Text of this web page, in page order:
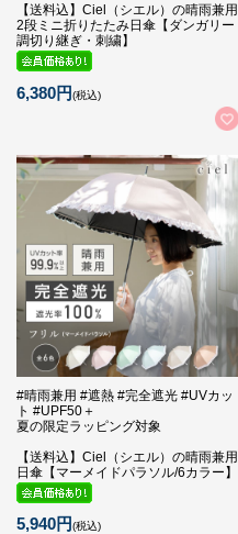
【送料込】Ciel（シエル）の晴雨兼用
2段ミニ折りたたみ日傘【ダンガリー
調切り継ぎ・刺繍】
6,380円(税込)
#晴雨兼用 #遮熱 #完全遮光 #UVカッ
ト #UPF50＋
夏の限定ラッピング対象
【送料込】Ciel（シエル）の晴雨兼用
日傘【マーメイドパラソル/6カラー】
5,940円(税込)